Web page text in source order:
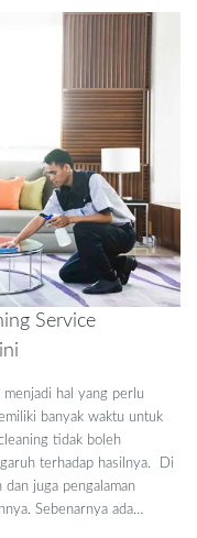
Service
menjadi hal yang perlu
banyak waktu untuk
tidak boleh
terhadap hasilnya. Di
juga pengalaman
Sebenarnya ada…